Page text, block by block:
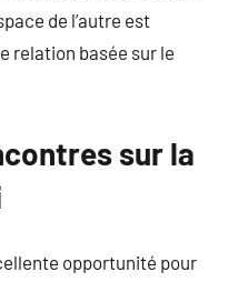
de l’autre est
relation basée sur le
sur la
opportunité pour